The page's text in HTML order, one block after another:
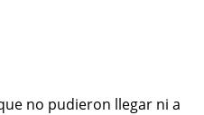
no pudieron llegar ni a